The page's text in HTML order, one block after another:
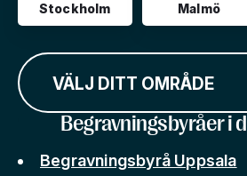
Stockholm Malmö
VÄLJ DITT OMRÅDE
Begravningsbyråer i
Begravningsbyrå Uppsala